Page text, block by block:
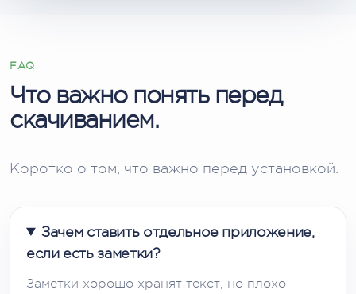
FAQ
Что важно понять перед
скачиванием.
Коротко о том, что важно перед установкой.
Зачем ставить отдельное приложение,
если есть заметки?
Заметки хорошо хранят текст, но плохо